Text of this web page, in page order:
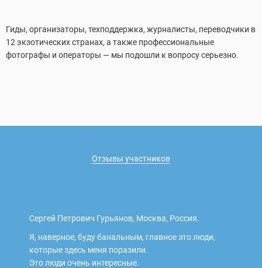
Гиды, организаторы, техподдержка, журналисты, переводчики в
12 экзотических странах, а также профессиональные
фотографы и операторы — мы подошли к вопросу серьезно.
Отзывы участников
Сергей Петрович Гурьянов, Москва, Россия.
Я, наверное, буду банальным, главное это люди,
которые здесь меня поразили.
Это люди очень интересные.